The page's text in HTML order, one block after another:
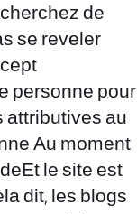
de
se reveler
personne pour
attributives au
Au moment
le site est
dit, les blogs